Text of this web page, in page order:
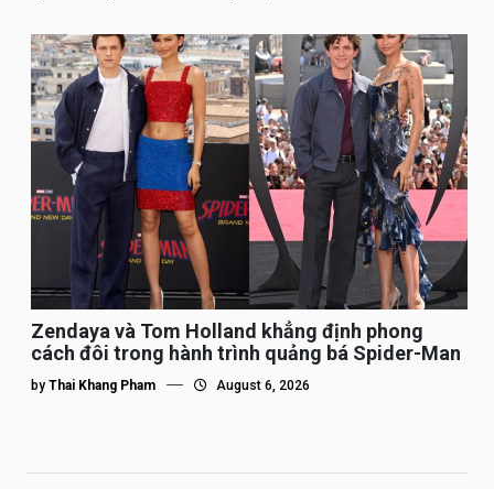
Zendaya và Tom Holland khẳng định phong
cách đôi trong hành trình quảng bá Spider-Man
by Thai Khang Pham August 6, 2026